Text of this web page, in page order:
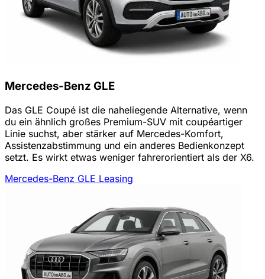
Mercedes-Benz GLE
Das GLE Coupé ist die naheliegende Alternative, wenn
du ein ähnlich großes Premium-SUV mit coupéartiger
Linie suchst, aber stärker auf Mercedes-Komfort,
Assistenzabstimmung und ein anderes Bedienkonzept
setzt. Es wirkt etwas weniger fahrerorientiert als der X6.
Mercedes-Benz GLE Leasing